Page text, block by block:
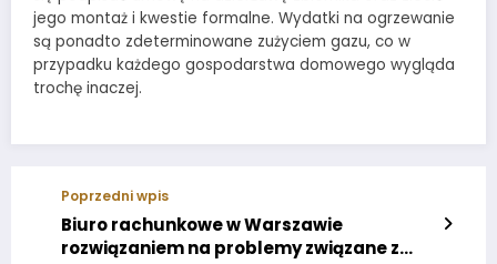
jego montaż i kwestie formalne. Wydatki na ogrzewanie
są ponadto zdeterminowane zużyciem gazu, co w
przypadku każdego gospodarstwa domowego wygląda
trochę inaczej.
Poprzedni wpis
Biuro rachunkowe w Warszawie
rozwiązaniem na problemy związane z